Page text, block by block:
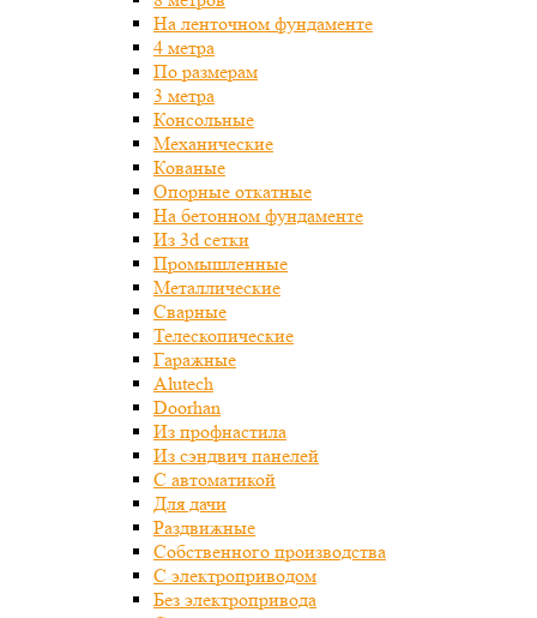
На ленточном фундаменте
4 метра
По размерам
3 метра
Консольные
Механические
Кованые
Опорные откатные
На бетонном фундаменте
Из 3d сетки
Промышленные
Металлические
Сварные
Телескопические
Гаражные
Alutech
Doorhan
Из профнастила
Из сэндвич панелей
С автоматикой
Для дачи
Раздвижные
Собственного производства
С электроприводом
Без электропривода